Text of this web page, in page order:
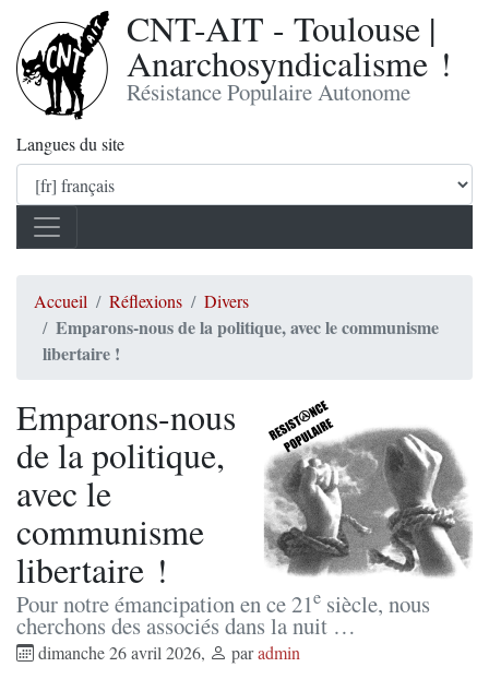
CNT-AIT - Toulouse |
Anarchosyndicalisme !
Résistance Populaire Autonome
Langues du site
Accueil Réflexions Divers
Emparons-nous de la politique, avec le communisme
libertaire !
Emparons-nous
de la politique,
avec le
communisme
libertaire !
Pour notre émancipation en ce 21e siècle, nous
cherchons des associés dans la nuit …
dimanche 26 avril 2026, paradmin